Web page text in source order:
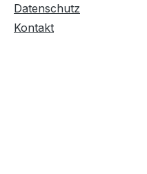
Datenschutz
Kontakt